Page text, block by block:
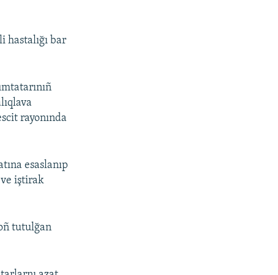
bar
rayonında
esaslanıp
iştirak
tutulğan